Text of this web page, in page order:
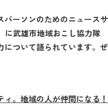
パーソンのためのニュースサ
に武雄市地域おこし協力隊
について語られています。ぜ
。地域の人が仲間になる！